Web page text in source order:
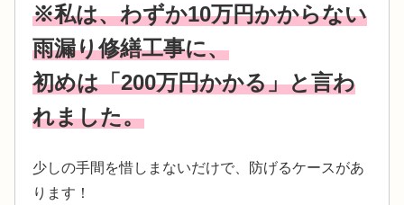
※私は、わずか10万円かからない
雨漏り修繕工事に、
初めは「200万円かかる」と言わ
れました。
少しの手間を惜しまないだけで、防げるケースがあ
ります！